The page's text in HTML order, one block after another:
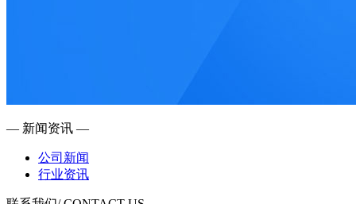
— 新闻资讯 —
公司新闻
行业资讯